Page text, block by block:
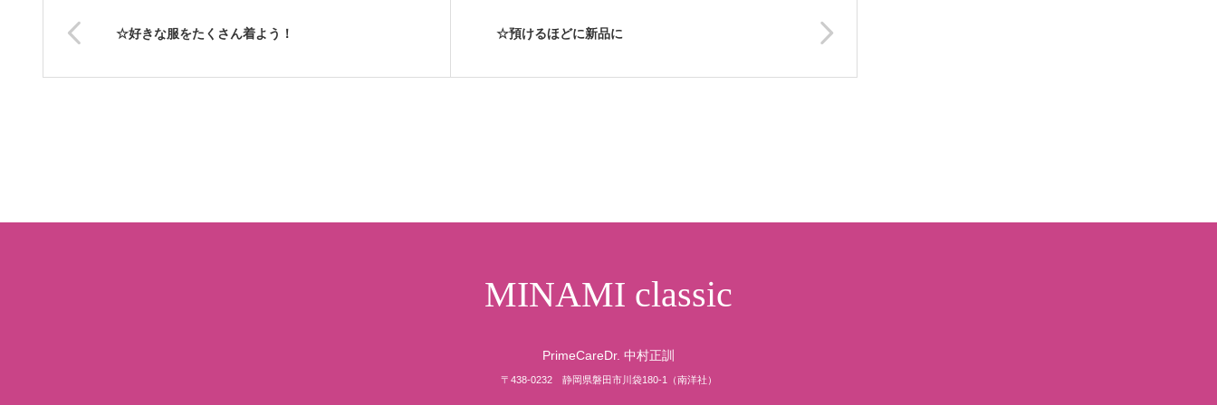
☆好きな服をたくさん着よう！ ☆預けるほどに新品に
MINAMI classic
PrimeCareDr. 中村正訓
〒438-0232 静岡県磐田市川袋180-1（南洋社）